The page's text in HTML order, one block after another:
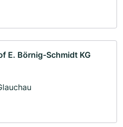
E. Börnig-Schmidt KG